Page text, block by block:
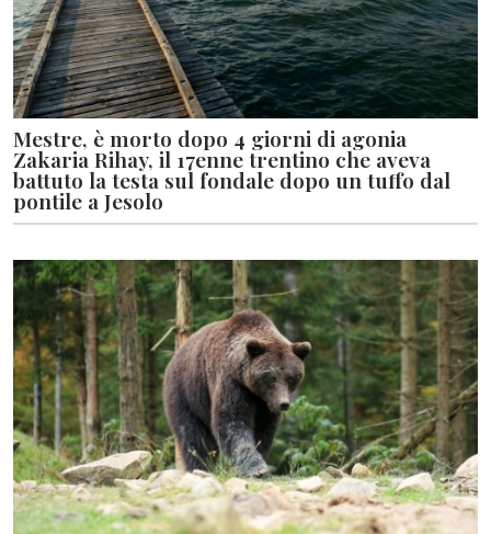
Mestre, è morto dopo 4 giorni di agonia
Zakaria Rihay, il 17enne trentino che aveva
battuto la testa sul fondale dopo un tuffo dal
pontile a Jesolo